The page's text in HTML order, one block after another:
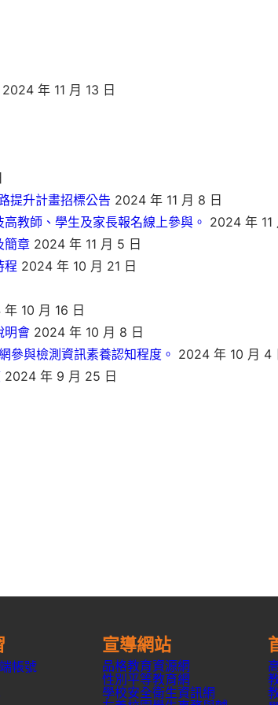
2024 年 11 月 13 日
提升計畫招標公告 2024 年 11 月 8 日
教師、學生及家長報名線上參與。 2024 年 11
簡章 2024 年 11 月 5 日
程 2024 年 10 月 21 日
10 月 16 日
明會 2024 年 10 月 8 日
參與檢測資訊素養認知程度。 2024 年 10 月 4
2024 年 9 月 25 日
帳號
宣導網站
品格教育資源網
性別平等教育網
學校安全衛生資訊網